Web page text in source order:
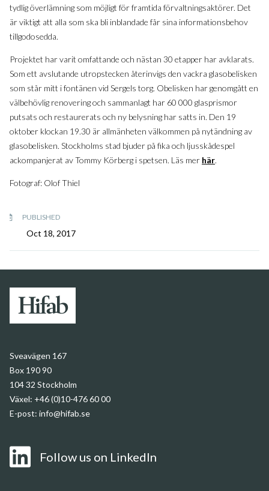
tydlig överlämning som möjligt för framtida förvaltningsaktörer. Det
är viktigt att alla som ska bli inblandade får sina informationsbehov
tillgodosedda.
Projektet har varit omfattande och nästan 30 etapper har avklarats.
Som ett avslutande utropstecken återinvigs den vackra glasobelisken
som står mitt i fontänen vid Sergels torg. Obelisken har genomgått en
välbehövlig renovering och sammanlagt har 60 000 glasprismor
putsats och restaurerats och ny belysning har satts in. Den 19
oktober klockan 19.30 är allmänheten välkommen på nytändning av
glasobelisken. Stockholms stad bjuder på fika och ljusskådespel
ackompanjerat av Tommy Körberg i spetsen. Läs mer här.
Fotograf: Olof Thiel
PUBLISHED
Oct 18, 2017
Sveavägen 167
Box 190 90
104 32 Stockholm
Växel: +46 (0)10-476 60 00
E-post: info@hifab.se
Follow us on LinkedIn